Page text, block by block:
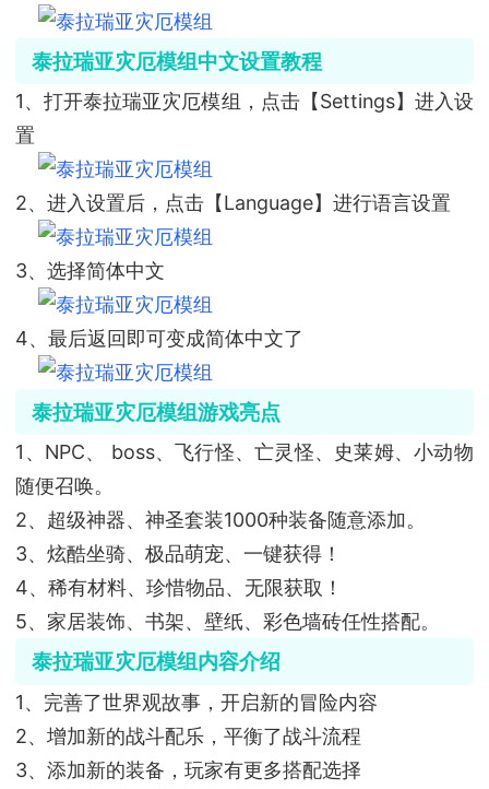
泰拉瑞亚灾厄模组中文设置教程
1、打开泰拉瑞亚灾厄模组，点击【Settings】进入设
置
2、进入设置后，点击【Language】进行语言设置
3、选择简体中文
4、最后返回即可变成简体中文了
泰拉瑞亚灾厄模组游戏亮点
1、NPC、 boss、飞行怪、亡灵怪、史莱姆、小动物
随便召唤。
2、超级神器、神圣套装1000种装备随意添加。
3、炫酷坐骑、极品萌宠、一键获得！
4、稀有材料、珍惜物品、无限获取！
5、家居装饰、书架、壁纸、彩色墙砖任性搭配。
泰拉瑞亚灾厄模组内容介绍
1、完善了世界观故事，开启新的冒险内容
2、增加新的战斗配乐，平衡了战斗流程
3、添加新的装备，玩家有更多搭配选择